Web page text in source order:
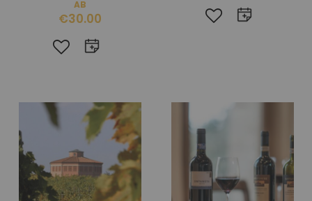
AB
€30.00